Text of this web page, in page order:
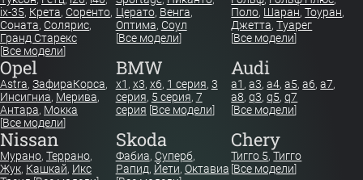
ix-35, Крета, Соренто,
Соната, Солярис,
Гранд Старекс
[Все модели]
Церато, Венга,
Оптима, Соул
[Все модели]
Поло, Шаран,Тоуран,
Джетта,Туарег
[Все модели]
Opel
Astra, ЗафираКорса,
Инсигниа, Мерива,
Антара, Мокка
[Все модели]
BMW
x1 , x3, x6, 1 серия, 3
серия, 5 серия, 7
серия [Все модели]
Audi
a1 ,a3,a4,a5,a6,a7,
a8,q3,q5,q7
[Все модели]
Nissan
Мурано, Террано,
Жук, Кашкай, Икс
Skoda
Фабиа, Суперб,
Рапид, Йети, Октавиа
Chery
Тигго 5,Тигго
[Все модели]